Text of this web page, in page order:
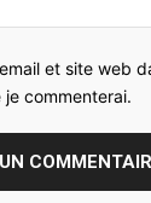
et site web
commenterai.